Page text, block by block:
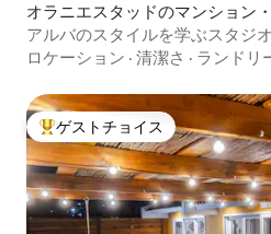
オラニエスタッドのマンション
アルバのスタイルを学ぶスタジ
Distillery
ロケーション · 清潔さ · ランドリ
大好評のゲストチョイスです。
ゲストチョイス